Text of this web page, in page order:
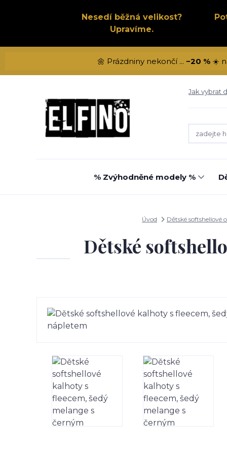
Nesedí běžná velikost?
Upravíme.
🌼 Prázdniny nekončí ... −20 %☀️
Jak vybrat
% Zvýhodněné modely %
Úvod Dětské softshellové
Dětské